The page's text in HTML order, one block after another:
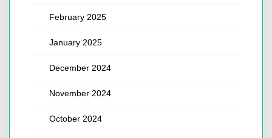
February 2025
January 2025
December 2024
November 2024
October 2024